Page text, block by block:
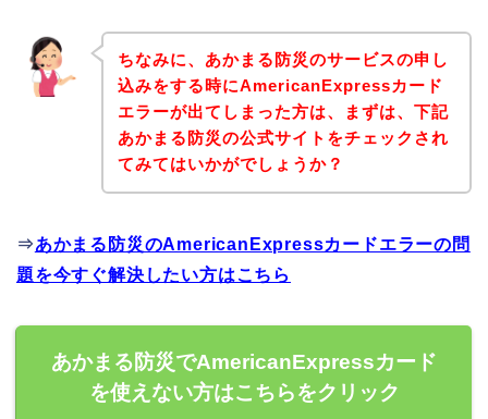
ちなみに、あかまる防災のサービスの申し
込みをする時にAmericanExpressカード
エラーが出てしまった方は、まずは、下記
あかまる防災の公式サイトをチェックされ
てみてはいかがでしょうか？
⇒あかまる防災のAmericanExpressカードエラーの問
題を今すぐ解決したい方はこちら
あかまる防災でAmericanExpressカード
を使えない方はこちらをクリック